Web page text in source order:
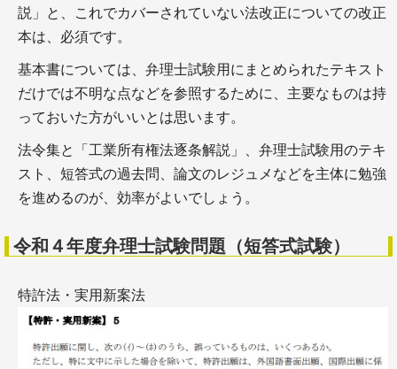
説」と、これでカバーされていない法改正についての改正
本は、必須です。
基本書については、弁理士試験用にまとめられたテキスト
だけでは不明な点などを参照するために、主要なものは持
っておいた方がいいとは思います。
法令集と「工業所有権法逐条解説」、弁理士試験用のテキ
スト、短答式の過去問、論文のレジュメなどを主体に勉強
を進めるのが、効率がよいでしょう。
令和４年度弁理士試験問題（短答式試験）
特許法・実用新案法